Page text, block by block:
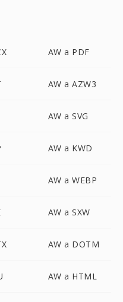
AW a PDF
AW a AZW3
AW a SVG
AW a KWD
AW a WEBP
AW a SXW
AW a DOTM
AW a HTML